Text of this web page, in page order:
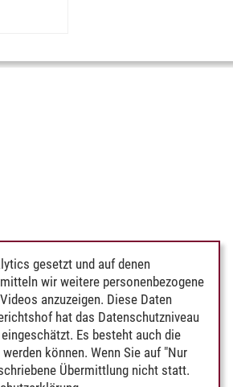
gesetzt und auf denen
wir weitere personenbezogene
anzuzeigen. Diese Daten
hat das Datenschutzniveau
Es besteht auch die
können. Wenn Sie auf "Nur
Übermittlung nicht statt.